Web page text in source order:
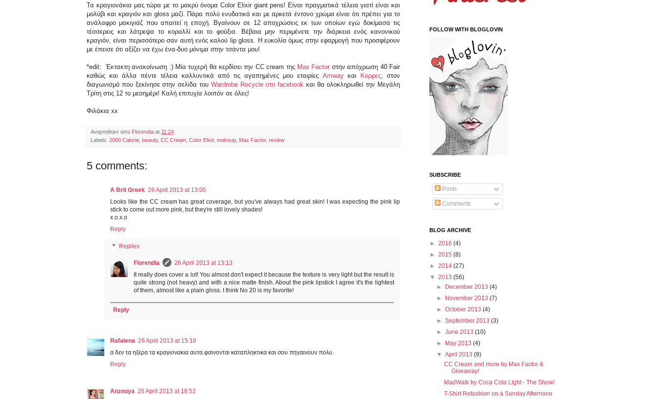
Τα κραγιονάκια μας τώρα με το μακρύ όνομα Color Elixir giant pens! Είναι πραγματικά τέλεια γιατί είναι και
μολύβι και κραγιόν και gloss μαζί. Πάρα πολύ ενυδατικά και με αρκετά έντονο χρώμα είναι ότι πρέπει για το
ανάλαφρο μακιγιάζ που απαιτεί η εποχή. Βγαίνουν σε 12 αποχρώσεις εκ των οποίων εγώ δοκίμασα τις
τέσσερεις και λάτρεψα το κοραλλί και το φούξια. Βέβαια μην περιμένετε την διάρκεια ενός κανονικού
κραγιόν, είναι περισσότερο σαν αυτή ενός καλού lip gloss. Η ευκολία όμως στην εφαρμογή που προσφέρουν
με έπεισε ότι αξίζει να έχω ένα-δυο μόνιμα στην τσάντα μου!
*edit: Έκτακτη ανακοίνωση :) Μία τυχερή θα κερδίσει την CC cream της Max Factor στην απόχρωση 40 Fair
καθώς και άλλα πέντε τέλεια καλλυντικά από τις αγαπημένες μου εταιρίες Amway και Κορρες, στον
διαγωνισμό που ξεκίνησε στην σελίδα του Wardrobe Recycle στο facebook και θα ολοκληρωθεί την Μεγάλη
Τρίτη στις 12 το μεσημέρι! Καλή επιτυχία λοιπόν σε όλες!
Φιλάκια xx
Αναρτηθηκε απο Florendia at 11:24
Labels: 2000 Calorie beauty, CC Cream Color Elixir, makeup Max Factor, review
5 comments:
A Brit Greek 26 April 2013 at 13:05
Looks like the CC cream has great coverage, but you've always had great skin! I was expecting the pink lip
stick to come out more pink, but they're still lovely shades!
x.o.x.o
Reply
Replies
Florendia
26 April 2013 at 13:13
It really does cover a lot! You almost don't expect it because the texture is very light but the result is
quite strong (not heavy) and with a nice matte finish. About the pink lipstick I agree it's the lightest
of them, almost like a plain gloss. I think No 20 is my favorite!
Reply
Rafalena 26 April 2013 at 15:18
α δεν τα ηξερα τα κραγιονακια αυτα.φαινονται καταπληκτικα και σου πηγαινουν πολυ.
Reply
Anzouya 26 April 2013 at 18:52
FOLLOW WITH BLOGLOVIN
SUBSCRIBE
Posts
Comments
BLOG ARCHIVE
► 2016 (4)
► 2015 (8)
► 2014 (27)
▼ 2013 (56)
►
December 2013(4)
►
November 2013(7)
►October 2013(4)
►September 2013(3)
►June 2013(10)
►
May 2013(4)
▼April 2013(9)
CC Cream and more by Max Factor &
Giveaway!
MadWalk by Coca Cola Light - The Show!
T-Shirt Refashion on a Sunday Afternoon